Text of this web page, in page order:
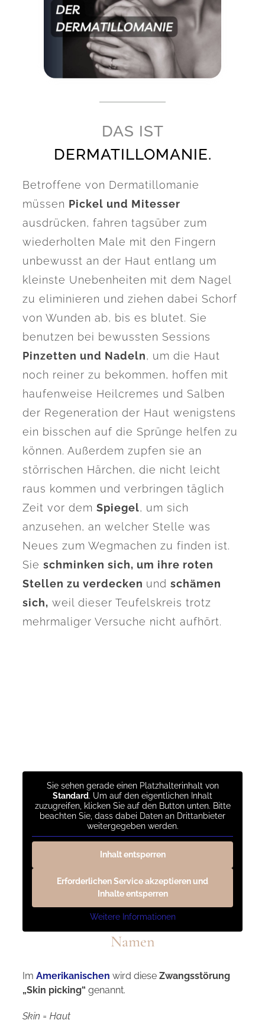
DAS IST
DERMATILLOMANIE.
Betroffene von Dermatillomanie
müssen Pickel und Mitesser
ausdrücken, fahren tagsüber zum
wiederholten Male mit den Fingern
unbewusst an der Haut entlang um
kleinste Unebenheiten mit dem Nagel
zu eliminieren und ziehen dabei Schorf
von Wunden ab, bis es blutet. Sie
benutzen bei bewussten Sessions
Pinzetten und Nadeln, um die Haut
noch reiner zu bekommen, hoffen mit
haufenweise Heilcremes und Salben
der Regeneration der Haut wenigstens
ein bisschen auf die Sprünge helfen zu
können. Außerdem zupfen sie an
störrischen Härchen, die nicht leicht
raus kommen und verbringen täglich
Zeit vor demSpiegel, um sich
anzusehen, an welcher Stelle was
Neues zum Wegmachen zu finden ist.
Sieschminken sich, um ihre roten
Stellen zu verdecken undschämen
sich, weil dieser Teufelskreis trotz
mehrmaliger Versuche nicht aufhört.
Sie sehen gerade einen Platzhalterinhalt von
Standard. Um auf den eigentlichen Inhalt
zuzugreifen, klicken Sie auf den Button unten. Bitte
beachten Sie, dass dabei Daten an Drittanbieter
weitergegeben werden.
Inhalt entsperren
Erforderlichen Service akzeptieren und
Inhalte entsperren
Weitere Informationen
Dermatillomaniehat verschiedene
Namen
ImAmerikanischenwird dieseZwangsstörung
„Skin picking“ genannt.
Skin = Haut